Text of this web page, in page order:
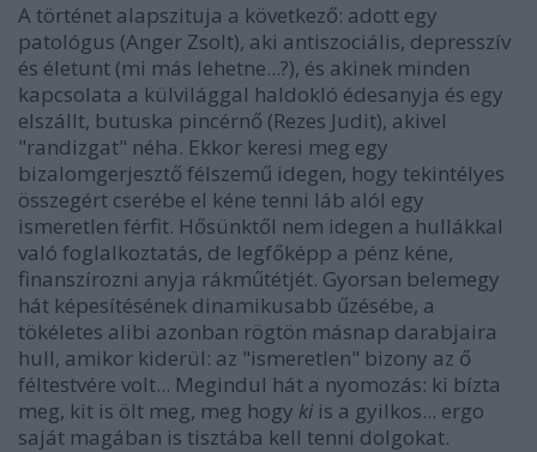
A történet alapszituja a következő: adott egy
patológus (Anger Zsolt), aki antiszociális, depresszív
és életunt (mi más lehetne...?), és akinek minden
kapcsolata a külvilággal haldokló édesanyja és egy
elszállt, butuska pincérnő (Rezes Judit), akivel
"randizgat" néha. Ekkor keresi meg egy
bizalomgerjesztő félszemű idegen, hogy tekintélyes
összegért cserébe el kéne tenni láb alól egy
ismeretlen férfit. Hősünktől nem idegen a hullákkal
való foglalkoztatás, de legfőképp a pénz kéne,
finanszírozni anyja rákműtétjét. Gyorsan belemegy
hát képesítésének dinamikusabb űzésébe, a
tökéletes alibi azonban rögtön másnap darabjaira
hull, amikor kiderül: az "ismeretlen" bizony az ő
féltestvére volt... Megindul hát a nyomozás: ki bízta
meg, kit is ölt meg, meg hogy ki is a gyilkos... ergo
saját magában is tisztába kell tenni dolgokat.